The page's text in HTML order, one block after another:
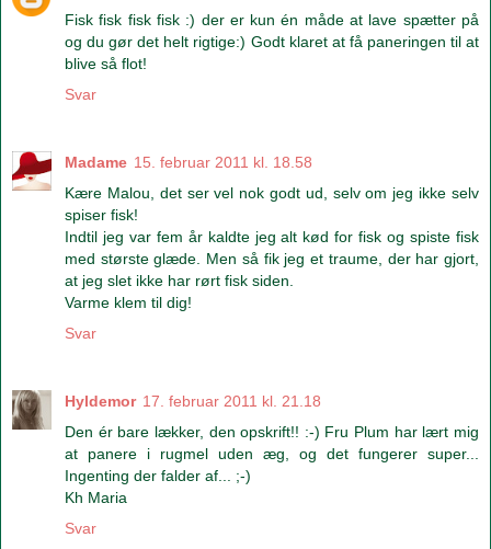
Fisk fisk fisk fisk :) der er kun én måde at lave spætter på
og du gør det helt rigtige:) Godt klaret at få paneringen til at
blive så flot!
Svar
Madame 15. februar 2011 kl. 18.58
Kære Malou, det ser vel nok godt ud, selv om jeg ikke selv
spiser fisk!
Indtil jeg var fem år kaldte jeg alt kød for fisk og spiste fisk
med største glæde. Men så fik jeg et traume, der har gjort,
at jeg slet ikke har rørt fisk siden.
Varme klem til dig!
Svar
Hyldemor 17. februar 2011 kl. 21.18
Den ér bare lækker, den opskrift!! :-) Fru Plum har lært mig
at panere i rugmel uden æg, og det fungerer super...
Ingenting der falder af... ;-)
Kh Maria
Svar